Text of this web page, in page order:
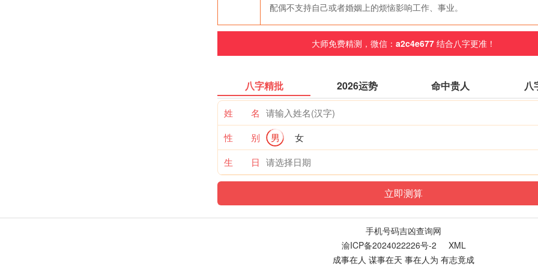
配偶不支持自己或者婚姻上的烦恼影响工作、事业。
大师免费精测，微信： a2c4e677 结合八字更准！
八字精批 2026运势 命中贵人 八
姓 名
性 别
男
女
生 日
手机号码吉凶查询网
渝ICP备2024022226号-2
XML
成事在人 谋事在天 事在人为 有志竟成